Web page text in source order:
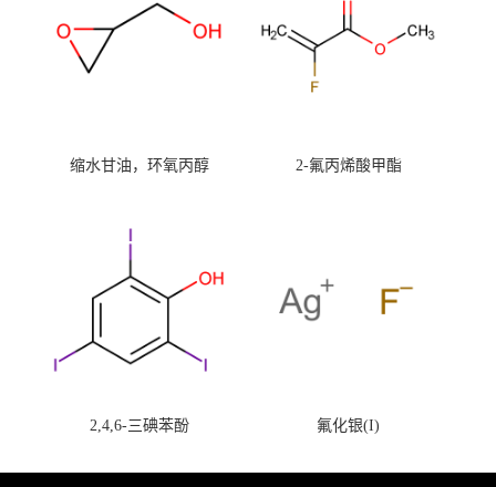
缩水甘油，环氧丙醇 2-氟丙烯酸甲酯
2,4,6-三碘苯酚 氟化银(I)